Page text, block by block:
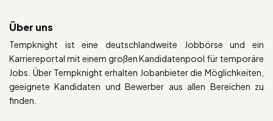
Über uns
Tempknight ist eine deutschlandweite Jobbörse und ein
Karriereportal mit einem großen Kandidatenpool für temporäre
Jobs. Über Tempknight erhalten Jobanbieter die Möglichkeiten,
geeignete Kandidaten und Bewerber aus allen Bereichen zu
finden.